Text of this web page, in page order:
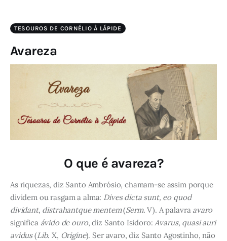
TESOUROS DE CORNÉLIO À LÁPIDE
Avareza
O que é avareza?
As riquezas, diz Santo Ambrósio, chamam-se assim porque
dividem ou rasgam a alma: Dives dicta sunt, eo quod
dividant, distrahantque mentem(Serm. V). A palavra avaro
significa ávido de ouro, diz Santo Isidoro:Avarus, quasi auri
avidus(Lib. X, Origine). Ser avaro, diz Santo Agostinho, não